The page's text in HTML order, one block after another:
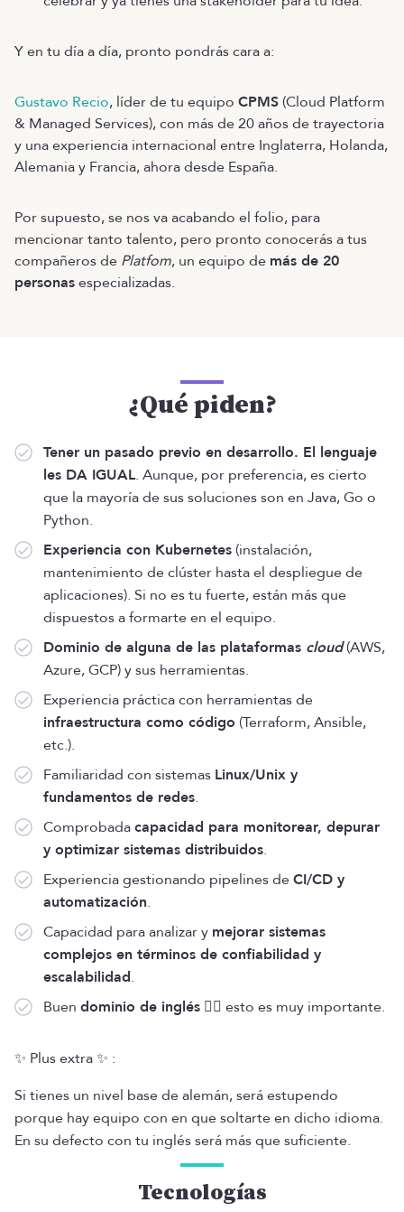
Y en tu día a día, pronto pondrás cara a:
Gustavo Recio, líder de tu equipo CPMS (Cloud Platform
& Managed Services), con más de 20 años de trayectoria
y una experiencia internacional entre Inglaterra, Holanda,
Alemania y Francia, ahora desde España.
Por supuesto, se nos va acabando el folio, para
mencionar tanto talento, pero pronto conocerás a tus
compañeros de Platfom, un equipo de más de 20
personasespecializadas.
¿Qué piden?
Tener un pasado previo en desarrollo. El lenguaje
les DA IGUAL. Aunque, por preferencia, es cierto
que la mayoría de sus soluciones son en Java, Go o
Python.
Experiencia con Kubernetes (instalación,
mantenimiento de clúster hasta el despliegue de
aplicaciones). Si no es tu fuerte, están más que
dispuestos a formarte en el equipo.
Dominio de alguna de las plataformas cloud(AWS,
Azure, GCP) y sus herramientas.
Experiencia práctica con herramientas de
infraestructura como código (Terraform, Ansible,
etc.).
Familiaridad con sistemas Linux/Unix y
fundamentos de redes.
Comprobadacapacidad para monitorear, depurar
y optimizar sistemas distribuidos.
Experiencia gestionando pipelines deCI/CD y
automatización.
Capacidad para analizar y mejorar sistemas
complejos en términos de confiabilidad y
escalabilidad.
Buen dominio de inglés 👈🏻 esto es muy importante.
✨ Plus extra ✨ :
Si tienes un nivel base de alemán, será estupendo
porque hay equipo con en que soltarte en dicho idioma.
En su defecto con tu inglés será más que suficiente.
Tecnologías